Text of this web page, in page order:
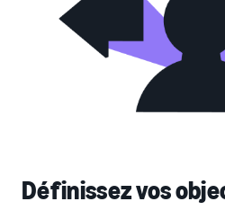
Définissez vos